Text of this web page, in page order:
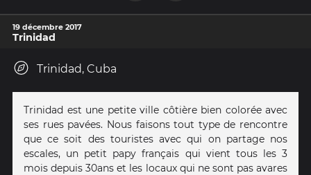
19 décembre 2017
Trinidad
Trinidad, Cuba
Trinidad est une petite ville côtière bien colorée avec
ses rues pavées. Nous faisons tout type de rencontre
que ce soit des touristes avec qui on partage nos
escales, un petit papy français qui vient tous les 3
mois depuis 30ans et les locaux qui ne sont pas avares